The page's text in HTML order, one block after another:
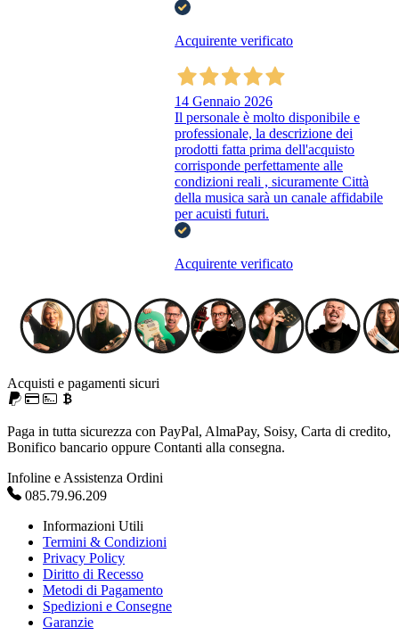
Acquirente verificato
14 Gennaio 2026
Il personale è molto disponibile e
professionale, la descrizione dei
prodotti fatta prima dell'acquisto
corrisponde perfettamente alle
condizioni reali , sicuramente Città
della musica sarà un canale affidabile
per acuisti futuri.
Acquirente verificato
Acquisti e pagamenti sicuri
Paga in tutta sicurezza con PayPal, AlmaPay, Soisy, Carta di credito,
Bonifico bancario oppure Contanti alla consegna.
Infoline e Assistenza Ordini
085.79.96.209
Informazioni Utili
Termini & Condizioni
Privacy Policy
Diritto di Recesso
Metodi di Pagamento
Spedizioni e Consegne
Garanzie